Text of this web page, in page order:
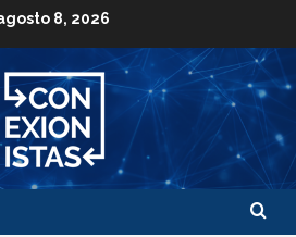
8, 2026